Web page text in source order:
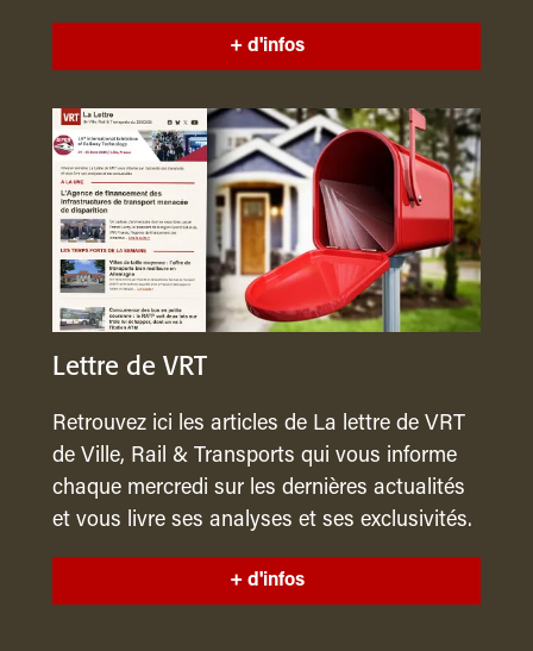
+ d'infos
Lettre de VRT
Retrouvez ici les articles de La lettre de VRT
de Ville, Rail & Transports qui vous informe
chaque mercredi sur les dernières actualités
et vous livre ses analyses et ses exclusivités.
+ d'infos